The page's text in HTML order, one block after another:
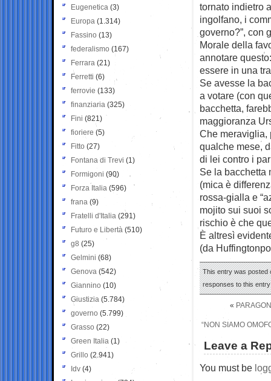
tornato indietro
ingolfano, i
governo?”, con
Morale della
annotare
essere in una
Se avesse la
a votare (con
bacchetta,
maggioranza
Che meraviglia,
qualche mese,
di lei contro i
Se la bacchetta
(mica è
rossa-gialla e
mojito sui suoi
rischio è che
È altresì
(da
This entry was posted
responses to this
«
“NON SIAMO
Leave a
You must be
Eugenetica (3)
Europa (1.314)
Fassino (13)
federalismo (167)
Ferrara (21)
Ferretti (6)
ferrovie (133)
finanziaria (325)
Fini (821)
fioriere (5)
Fitto (27)
Fontana di Trevi (1)
Formigoni (90)
Forza Italia (596)
frana (9)
Fratelli d'Italia (291)
Futuro e Libertà (510)
g8 (25)
Gelmini (68)
Genova (542)
Giannino (10)
Giustizia (5.784)
governo (5.799)
Grasso (22)
Green Italia (1)
Grillo (2.941)
Idv (4)